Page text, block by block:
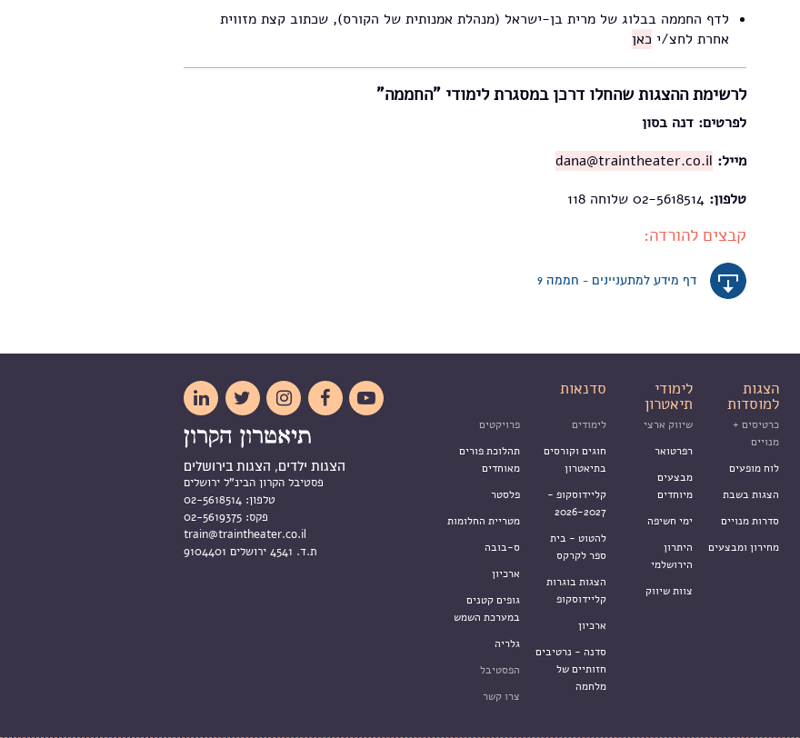
לדף החממה בבלוג של מרית בן-ישראל (מנהלת אמנותית של הקורס), שכתוב קצת מזווית
אחרת לחצ/י כאן
לרשימת ההצגות שהחלו דרכן במסגרת לימודי "החממה"
לפרטים: דנה בסון
מייל: dana@traintheater.co.il
טלפון: 02-5618514 שלוחה 118
קבצים להורדה:
דף מידע למתעניינים - חממה 9
הצגות
למוסדות
לימודי
תיאטרון
סדנאות
כרטיסים +
מנויים
לוח מופעים
הצגות בשבת
סדרות מנויים
מחירון ומבצעים
שיווק ארצי
רפרטואר
מבצעים
מיוחדים
ימי חשיפה
היתרון
הירושלמי
צוות שיווק
לימודים
חוגים וקורסים
בתיאטרון
קליידוסקופ -
2026-2027
להטוט - בית
ספר לקרקס
הצגות בוגרות
קליידוסקופ
ארכיון
סדנה - נרטיבים
חזותיים של
מלחמה
פרויקטים
תהלוכת פורים
מאוחדים
פלסטר
מטריית החלומות
ס-בובה
ארכיון
גופים קטנים
במערכת השמש
גלריה
הפסטיבל
צרו קשר





הצגות ילדים, הצגות בירושלים
פסטיבל הקרון הבינ"ל ירושלים
טלפון:
פקס:
train@traintheater.co.il
ת.ד. 4541 ירושלים 9104401